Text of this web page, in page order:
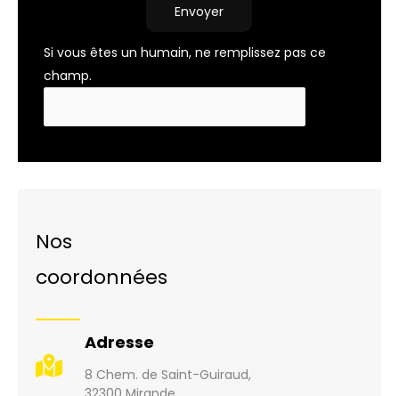
Envoyer
Si vous êtes un humain, ne remplissez pas ce
champ.
Nos
coordonnées
Adresse
8 Chem. de Saint-Guiraud,